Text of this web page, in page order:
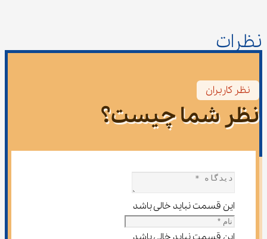
نظرات
نظر کاربران
نظر شما چیست؟
این قسمت نباید خالی باشد